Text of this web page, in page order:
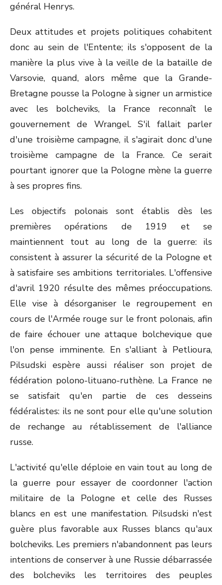
général Henrys.
Deux attitudes et projets politiques cohabitent
donc au sein de l'Entente; ils s'opposent de la
manière la plus vive à la veille de la bataille de
Varsovie, quand, alors même que la Grande-
Bretagne pousse la Pologne à signer un armistice
avec les bolcheviks, la France reconnaît le
gouvernement de Wrangel. S'il fallait parler
d'une troisième campagne, il s'agirait donc d'une
troisième campagne de la France. Ce serait
pourtant ignorer que la Pologne mène la guerre
à ses propres fins.
Les objectifs polonais sont établis dès les
premières opérations de 1919 et se
maintiennent tout au long de la guerre: ils
consistent à assurer la sécurité de la Pologne et
à satisfaire ses ambitions territoriales. L'offensive
d'avril 1920 résulte des mêmes préoccupations.
Elle vise à désorganiser le regroupement en
cours de l'Armée rouge sur le front polonais, afin
de faire échouer une attaque bolchevique que
l'on pense imminente. En s'alliant à Petlioura,
Pilsudski espère aussi réaliser son projet de
fédération polono-lituano-ruthène. La France ne
se satisfait qu'en partie de ces desseins
fédéralistes: ils ne sont pour elle qu'une solution
de rechange au rétablissement de l'alliance
russe.
L'activité qu'elle déploie en vain tout au long de
la guerre pour essayer de coordonner l'action
militaire de la Pologne et celle des Russes
blancs en est une manifestation. Pilsudski n'est
guère plus favorable aux Russes blancs qu'aux
bolcheviks. Les premiers n'abandonnent pas leurs
intentions de conserver à une Russie débarrassée
des bolcheviks les territoires des peuples